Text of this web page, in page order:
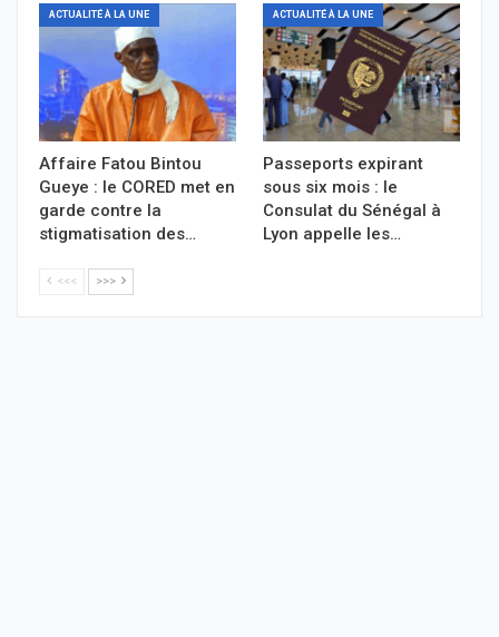
ACTUALITÉ À LA UNE
Affaire Fatou Bintou
Gueye : le CORED met en
garde contre la
stigmatisation des…
ACTUALITÉ À LA UNE
Passeports expirant
sous six mois : le
Consulat du Sénégal à
Lyon appelle les…
<<< >>>